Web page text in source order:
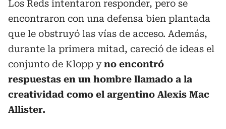
Los Reds intentaron responder, pero se
encontraron con una defensa bien plantada
que le obstruyó las vías de acceso. Además,
durante la primera mitad, careció de ideas el
conjunto de Klopp yno encontró
respuestas en un hombre llamado a la
creatividad como el argentino Alexis Mac
Allister.